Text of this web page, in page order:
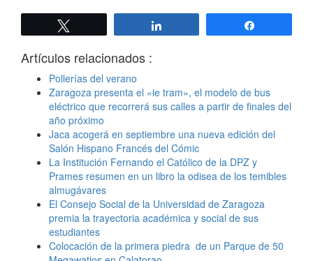
Artículos relacionados :
Pollerías del verano
Zaragoza presenta el «ie tram», el modelo de bus
eléctrico que recorrerá sus calles a partir de finales del
año próximo
Jaca acogerá en septiembre una nueva edición del
Salón Hispano Francés del Cómic
La Institución Fernando el Católico de la DPZ y
Prames resumen en un libro la odisea de los temibles
almugávares
El Consejo Social de la Universidad de Zaragoza
premia la trayectoria académica y social de sus
estudiantes
Colocación de la primera piedra de un Parque de 50